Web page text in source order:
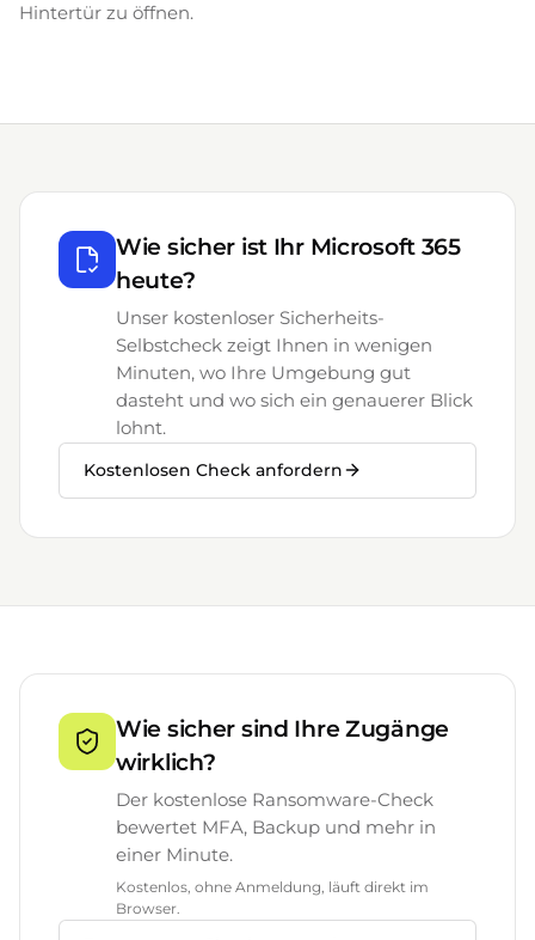
Hintertür zu öffnen.
Wie sicher ist Ihr Microsoft 365
heute?
Unser kostenloser Sicherheits-
Selbstcheck zeigt Ihnen in wenigen
Minuten, wo Ihre Umgebung gut
dasteht und wo sich ein genauerer Blick
lohnt.
Kostenlosen Check anfordern
Wie sicher sind Ihre Zugänge
wirklich?
Der kostenlose Ransomware-Check
bewertet MFA, Backup und mehr in
einer Minute.
Kostenlos, ohne Anmeldung, läuft direkt im
Browser.